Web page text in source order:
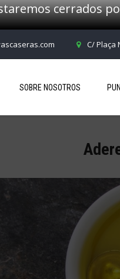
cerrados
C/ Plaça
SOBRE NOSOTROS